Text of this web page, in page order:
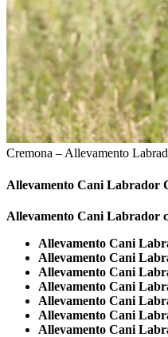
Cremona – Allevamento
Allevamento Cani Labrador
Allevamento Cani Labrador
Allevamento Cani
Allevamento Cani
Allevamento Cani
Allevamento Cani
Allevamento Cani
Allevamento Cani
Allevamento Cani